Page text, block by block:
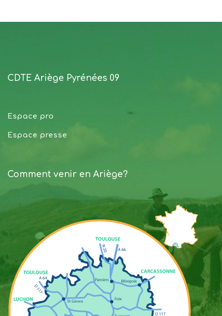
CDTE Ariège Pyrénées 09
Espace pro
Espace presse
Comment venir en Ariège?